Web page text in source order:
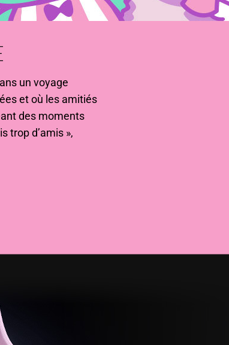
un voyage
et où les amitiés
des moments
trop d’amis »,